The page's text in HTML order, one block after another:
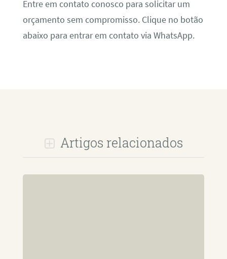
Entre em contato conosco para solicitar um
orçamento sem compromisso. Clique no botão
abaixo para entrar em contato via WhatsApp.
Artigos relacionados